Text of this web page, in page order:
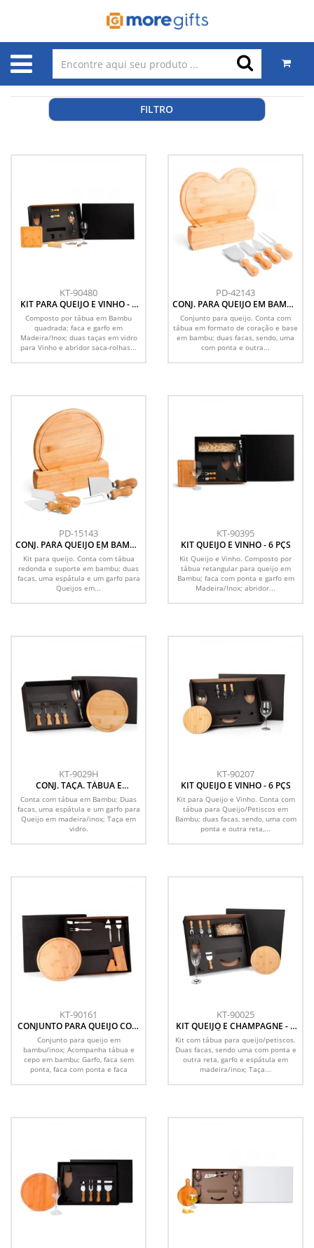
FILTRO
KT-90480
KIT PARA QUEIJO E VINHO - 6
PÇS
Composto por tábua em Bambu
quadrada; faca e garfo em
Madeira/Inox; duas taças em vidro
para Vinho e abridor saca-rolhas...
PD-42143
CONJ. PARA QUEIJO EM BAMBU
/ MADEIRA / INOX - 6 PÇS
Conjunto para queijo. Conta com
tábua em formato de coração e base
em bambu; duas facas, sendo, uma
com ponta e outra...
PD-15143
CONJ. PARA QUEIJO EM BAMBU
/ MADEIRA / INOX CÓRDOBA -
6 PÇS
Kit para queijo. Conta com tábua
redonda e suporte em bambu; duas
facas, uma espátula e um garfo para
Queijos em...
KT-90395
KIT QUEIJO E VINHO - 6 PÇS
Kit Queijo e Vinho. Composto por
tábua retangular para queijo em
Bambu; faca com ponta e garfo em
Madeira/Inox; abridor...
KT-9029H
CONJ. TAÇA. TÁBUA E
UTENSILIOS - 6 PEÇAS
Conta com tábua em Bambu; Duas
facas, uma espátula e um garfo para
Queijo em madeira/inox; Taça em
vidro.
KT-90207
KIT QUEIJO E VINHO - 6 PÇS
Kit para Queijo e Vinho. Conta com
tábua para Queijo/Petiscos em
Bambu; duas facas, sendo, uma com
ponta e outra reta,...
KT-90161
CONJUNTO PARA QUEIJO COM
CEPO EM BAMBU / INOX - 6
PÇS
Conjunto para queijo em
bambu/inox; Acompanha tábua e
cepo em bambu; Garfo, faca sem
ponta, faca com ponta e faca
KT-90025
KIT QUEIJO E CHAMPAGNE - 6
PÇS - NÃO ACOMPANHA
GARRAFA
Kit com tábua para queijo/petiscos.
Duas facas, sendo uma com ponta e
outra reta, garfo e espátula em
madeira/inox; Taça...